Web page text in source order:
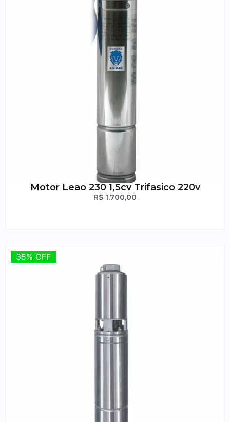
Motor Leao 230 1,5cv Trifasico 220v
R$ 1.700,00
35% OFF
35% OFF